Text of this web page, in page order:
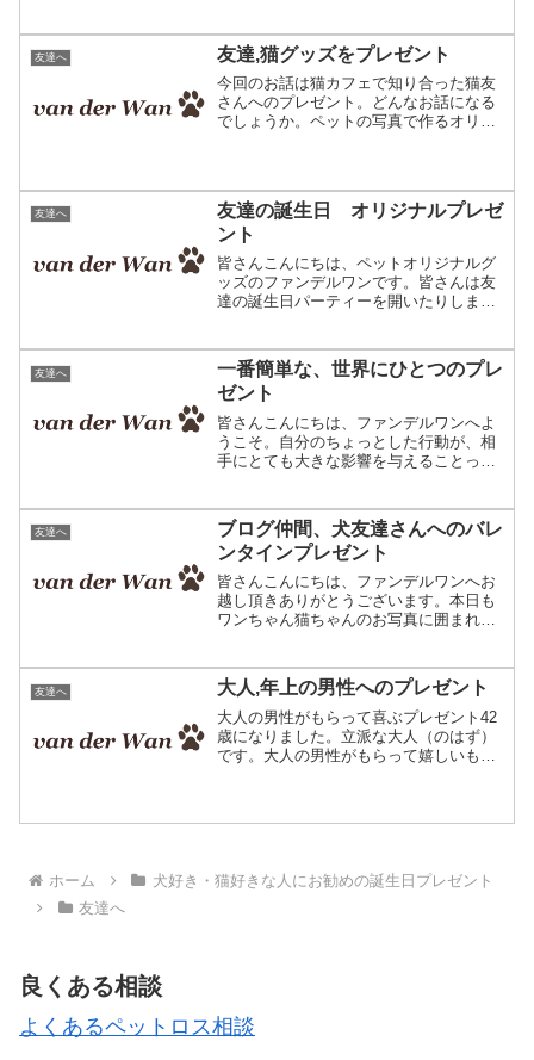
て、当店ではたくさんのペットのお写真
が送られてくるのですが、...
友達へ 友達,猫グッズをプレゼント
今回のお話は猫カフェで知り合った猫友
さんへのプレゼント。どんなお話になる
でしょうか。ペットの写真で作るオリジ
知ってます？」「うん、知って...
友達へ
友達の誕生日 オリジナルプレゼ
ント
皆さんこんにちは、ペットオリジナルグ
ッズのファンデルワンです。皆さんは友
達の誕生日パーティーを開いたりします
み込み模様のひざ掛けです。友達に贈る
誕生日のオリジナルプレゼ...
友達へ
一番簡単な、世界にひとつのプレ
ゼント
皆さんこんにちは、ファンデルワンへよ
うこそ。自分のちょっとした行動が、相
手にとても大きな影響を与えることって
良い影響を与えた出来事でした。とても
喜んだ友達友達にふと...
友達へ
ブログ仲間、犬友達さんへのバレ
ンタインプレゼント
皆さんこんにちは、ファンデルワンへお
越し頂きありがとうございます。本日も
ワンちゃん猫ちゃんのお写真に囲まれて
さまへのプレゼントにご利用頂いており
ます。改めましてこんに...
友達へ 大人,年上の男性へのプレゼント
大人の男性がもらって喜ぶプレゼント42
歳になりました。立派な大人（のはず）
です。大人の男性がもらって嬉しいもの
ホーム
犬好き・猫好きな人にお勧めの誕生日プレゼント
友達へ
良くある相談
よくあるペットロス相談